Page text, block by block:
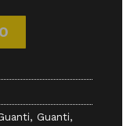
, Guanti,